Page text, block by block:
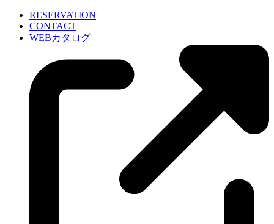
RESERVATION
CONTACT
WEBカタログ